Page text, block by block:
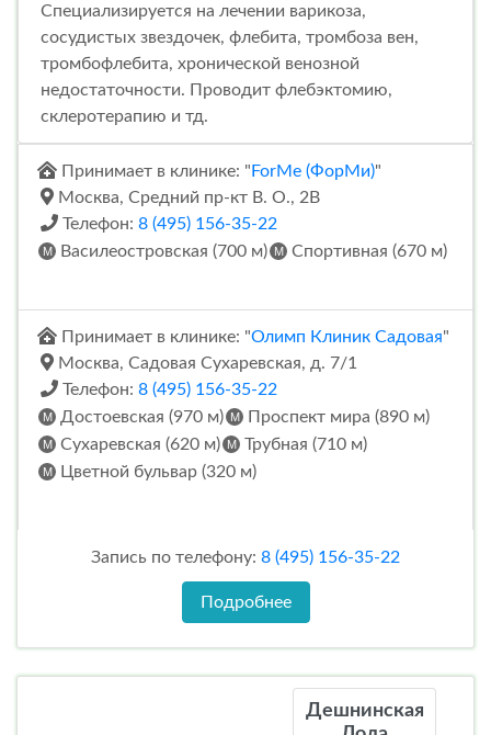
Специализируется на лечении варикоза,
сосудистых звездочек, флебита, тромбоза вен,
тромбофлебита, хронической венозной
недостаточности. Проводит флебэктомию,
склеротерапию и тд.
Принимает в клинике: " ForMe (ФорМи)"
Москва, Средний пр-кт В. О., 2В
Телефон: 8 (495) 156-35-22
Василеостровская (700 м)
Спортивная (670 м)
Принимает в клинике: "Олимп Клиник Садовая"
Москва, Садовая Сухаревская, д. 7/1
Телефон: 8 (495) 156-35-22
Достоевская (970 м)
Проспект мира (890 м)
Сухаревская (620 м)
Трубная (710 м)
Цветной бульвар (320 м)
Запись по телефону: 8 (495) 156-35-22
Подробнее
Дешнинская